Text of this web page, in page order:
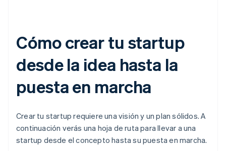
Cómo crear tu startup
desde la idea hasta la
puesta en marcha
Crear tu startup requiere una visión y un plan sólidos. A
continuación verás una hoja de ruta para llevar a una
startup desde el concepto hasta su puesta en marcha.